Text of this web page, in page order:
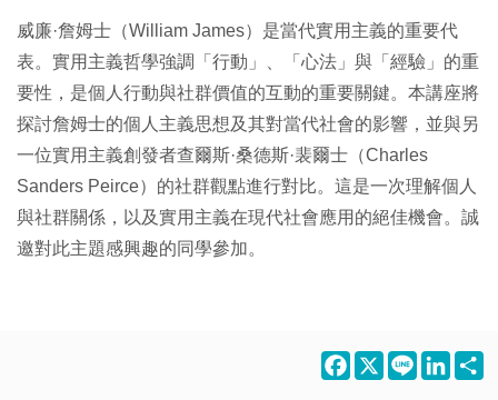
威廉·詹姆士（William James）是當代實用主義的重要代
表。實用主義哲學強調「行動」、「心法」與「經驗」的重
要性，是個人行動與社群價值的互動的重要關鍵。本講座將
探討詹姆士的個人主義思想及其對當代社會的影響，並與另
一位實用主義創發者查爾斯·桑德斯·裴爾士（Charles
Sanders Peirce）的社群觀點進行對比。這是一次理解個人
與社群關係，以及實用主義在現代社會應用的絕佳機會。誠
邀對此主題感興趣的同學參加。
Facebook
X Line